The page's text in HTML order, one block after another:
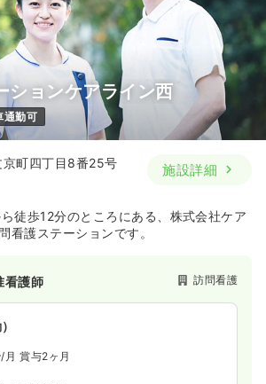
ションケアライン西
通勤可
町四丁目8番25号
施設詳細
徒歩12分のところにある、株式会社ケア
看護ステーションです。
看護師 訪問看護
/月 賞与2ヶ月